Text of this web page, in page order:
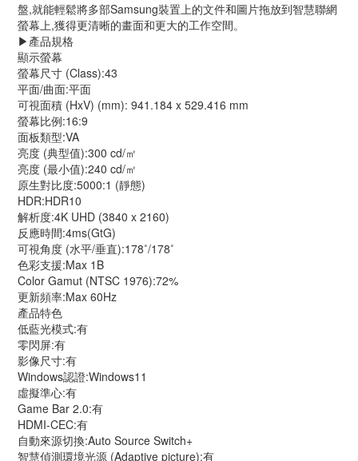
盤,就能輕鬆將多部Samsung裝置上的文件和圖片拖放到智慧聯網
螢幕上,獲得更清晰的畫面和更大的工作空間。
▶️產品規格
顯示螢幕
螢幕尺寸 (Class):43
平面/曲面:平面
可視面積 (HxV) (mm): 941.184 x 529.416 mm
螢幕比例:16:9
面板類型:VA
亮度 (典型值):300 cd/㎡
亮度 (最小值):240 cd/㎡
原生對比度:5000:1 (靜態)
HDR:HDR10
解析度:4K UHD (3840 x 2160)
反應時間:4ms(GtG)
可視角度 (水平/垂直):178˚/178˚
色彩支援:Max 1B
Color Gamut (NTSC 1976):72%
更新頻率:Max 60Hz
產品特色
低藍光模式:有
零閃屏:有
影像尺寸:有
Windows認證:Windows11
虛擬準心:有
Game Bar 2.0:有
HDMI-CEC:有
自動來源切換:Auto Source Switch+
智慧偵測環境光源 (Adaptive picture):有